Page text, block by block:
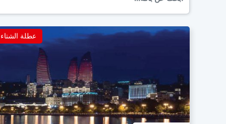
عطلة الشتاء